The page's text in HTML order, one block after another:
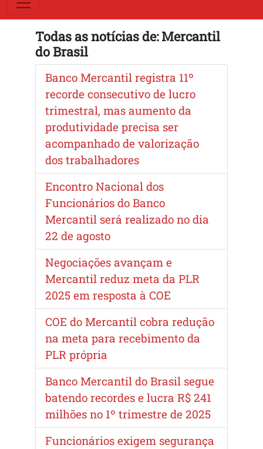
Todas as notícias de: Mercantil
do Brasil
Banco Mercantil registra 11º
recorde consecutivo de lucro
trimestral, mas aumento da
produtividade precisa ser
acompanhado de valorização
dos trabalhadores
Encontro Nacional dos
Funcionários do Banco
Mercantil será realizado no dia
22 de agosto
Negociações avançam e
Mercantil reduz meta da PLR
2025 em resposta à COE
COE do Mercantil cobra redução
na meta para recebimento da
PLR própria
Banco Mercantil do Brasil segue
batendo recordes e lucra R$ 241
milhões no 1º trimestre de 2025
Funcionários exigem segurança